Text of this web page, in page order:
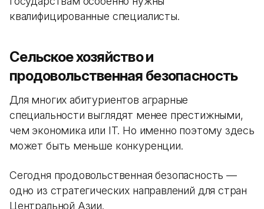
квалифицированные специалисты.
Сельское хозяйство и
продовольственная безопасность
Для многих абитуриентов аграрные
специальности выглядят менее престижными,
чем экономика или IT. Но именно поэтому здесь
может быть меньше конкуренции.
Сегодня продовольственная безопасность —
одно из стратегических направлений для стран
Центральной Азии.